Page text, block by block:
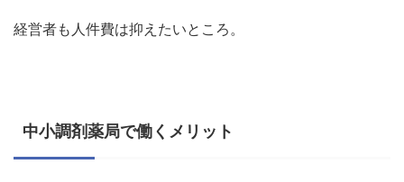
経営者も人件費は抑えたいところ。
中小調剤薬局で働くメリット